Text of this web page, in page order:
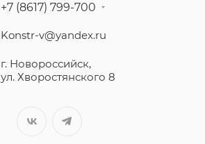
+7 (8617) 799-700
Konstr-v@yandex.ru
г. Новороссийск,
ул. Хворостянского 8